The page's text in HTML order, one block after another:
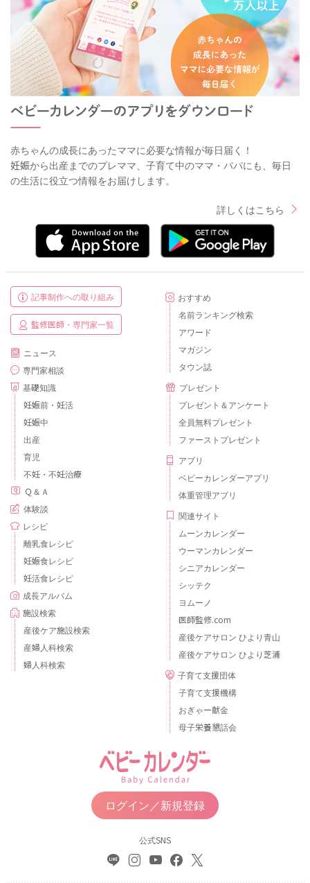
赤ちゃんの成長にあったママに必要な情報が毎日届く！
妊娠から出産までのプレママ、子育て中のママ・パパにも、毎日
の生活に役立つ情報をお届けします。
詳しくはこちら
記事制作への取り組み
監修医師・専門家一覧
ニュース
専門家相談
基礎知識
妊娠前・妊活
妊娠中
出産
育児
不妊・不妊治療
Ｑ＆Ａ
体験談
レシピ
離乳食レシピ
妊娠食レシピ
妊活食レシピ
成長アルバム
施設検索
産後ケア施設検索
産婦人科検索
婦人科検索
おすすめ
名前ランキング検索
アワード
マガジン
タウン誌
プレゼント
プレゼント＆アンケート
全員無料プレゼント
ファーストプレゼント
アプリ
ベビーカレンダーアプリ
体重管理アプリ
関連サイト
ムーンカレンダー
ウーマンカレンダー
シニアカレンダー
シッテク
ヨムーノ
医師監修.com
産後ケアサロン ひより青山
産後ケアサロン ひより芝浦
子育て支援団体
子育て支援機構
おぎゃー献金
母子栄養懇話会
ログイン／新規登録
公式SNS